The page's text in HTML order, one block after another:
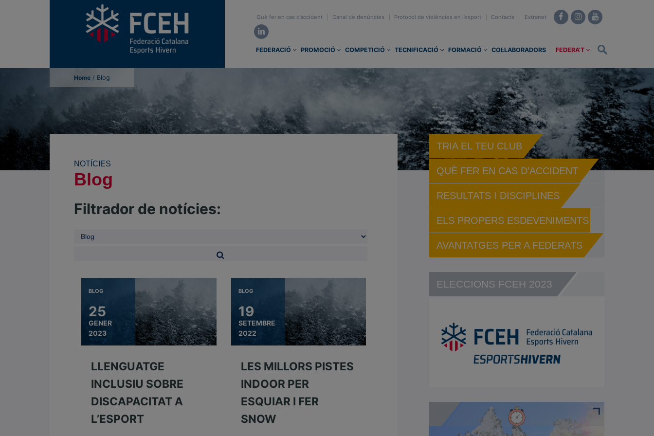
Què fer en cas d’accident Canal de denúncies Protocol de violències en l’esport Contacte Extranet
FEDERACIÓ PROMOCIÓ COMPETICIÓ TECNIFICACIÓ FORMACIÓ COL·LABORADORS FEDERA’T
Home / Blog
NOTÍCIES
Blog
Filtrador de notícies:
BLOG
25
GENER
2023
LLENGUATGE
INCLUSIU SOBRE
DISCAPACITAT A
L’ESPORT
BLOG
19
SETEMBRE
2022
LES MILLORS PISTES
INDOOR PER
ESQUIAR I FER
SNOW
TRIA EL TEU CLUB
QUÈ FER EN CAS D’ACCIDENT
RESULTATS I DISCIPLINES
ELS PROPERS ESDEVENIMENTS
AVANTATGES PER A FEDERATS
ELECCIONS FCEH 2023